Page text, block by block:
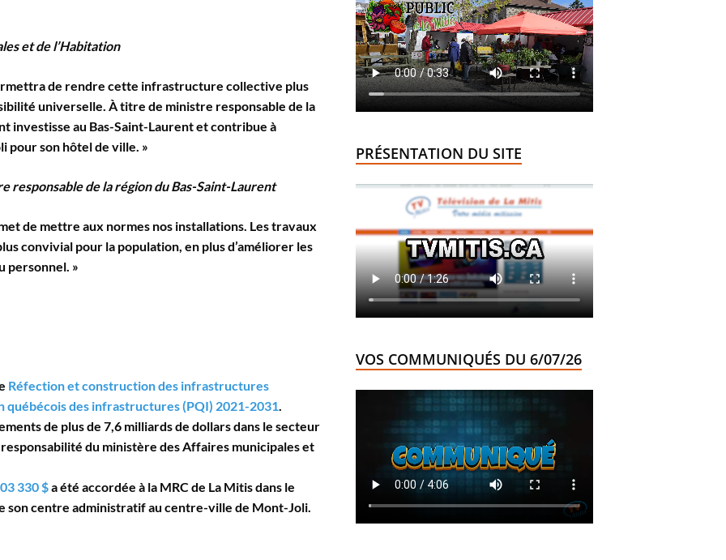
et de l’Habitation
de rendre cette infrastructure collective plus
universelle. À titre de ministre responsable de la
investisse au Bas-Saint-Laurent et contribue à
pour son hôtel de ville. »
responsable de la région du Bas-Saint-Laurent
de mettre aux normes nos installations. Les travaux
convivial pour la population, en plus d’améliorer les
personnel. »
Réfection et construction des infrastructures
québécois des infrastructures (PQI) 2021-2031.
de plus de 7,6 milliards de dollars dans le secteur
du ministère des Affaires municipales et
330 $a été accordée à la MRC de La Mitis dans le
son centre administratif au centre-ville de Mont-Joli.
PRÉSENTATION DU SITE
VOS COMMUNIQUÉS DU 6/07/26